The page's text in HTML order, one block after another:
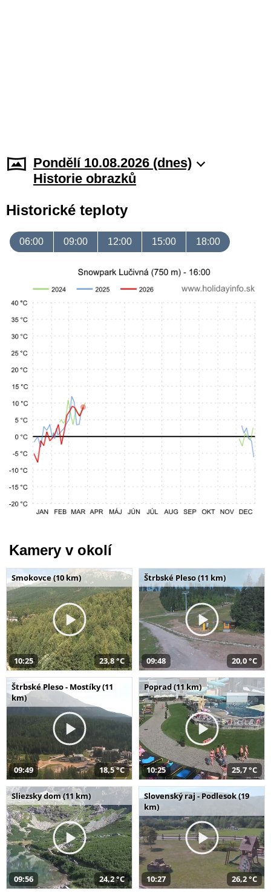
Pondělí 10.08.2026 (dnes)
Historie obrazků
Historické teploty
06:00 09:00 12:00 15:00 18:00
Kamery v okolí
Smokovce (10 km)
10:25 23,8 °C
Štrbské Pleso (11 km)
09:48 20,0 °C
Štrbské Pleso - Mostíky (11
km)
09:49 18,5 °C
Poprad (11 km)
10:25 25,7 °C
Sliezsky dom (11 km)
09:56 24,2 °C
Slovenský raj - Podlesok (19
km)
10:27 26,2 °C